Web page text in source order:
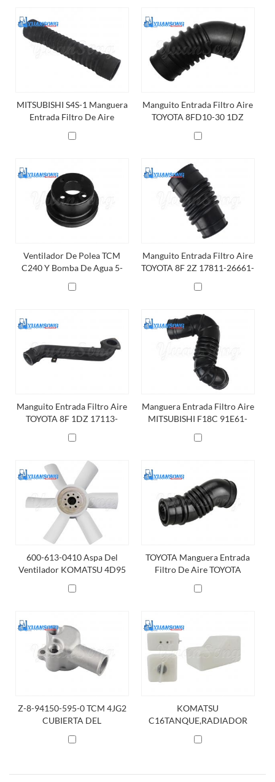
MITSUBISHI S4S-1 Manguera
Entrada Filtro De Aire
Manguito Entrada Filtro Aire
TOYOTA 8FD10-30 1DZ
Ventilador De Polea TCM
C240 Y Bomba De Agua 5-
Manguito Entrada Filtro Aire
TOYOTA 8F 2Z 17811-26661-
Manguito Entrada Filtro Aire
TOYOTA 8F 1DZ 17113-
Manguera Entrada Filtro Aire
MITSUBISHI F18C 91E61-
600-613-0410 Aspa Del
Ventilador KOMATSU 4D95
TOYOTA Manguera Entrada
Filtro De Aire TOYOTA
-17801-23440-71
Z-8-94150-595-0 TCM 4JG2
CUBIERTA DEL
KOMATSU
C16TANQUE,RADIADOR